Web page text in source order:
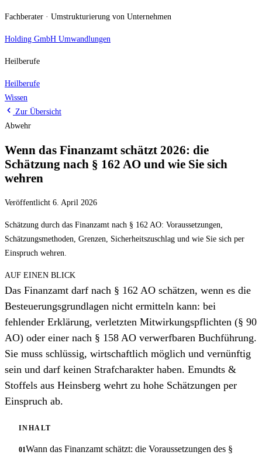
Fachberater · Umstrukturierung von Unternehmen
Holding GmbH Umwandlungen
Heilberufe
Heilberufe
Wissen
Zur Übersicht
Abwehr
Wenn das Finanzamt schätzt 2026: die
Schätzung nach § 162 AO und wie Sie sich
wehren
Veröffentlicht 6. April 2026
Schätzung durch das Finanzamt nach § 162 AO: Voraussetzungen,
Schätzungsmethoden, Grenzen, Sicherheitszuschlag und wie Sie sich per
Einspruch wehren.
AUF EINEN BLICK
Das Finanzamt darf nach § 162 AO schätzen, wenn es die
Besteuerungsgrundlagen nicht ermitteln kann: bei
fehlender Erklärung, verletzten Mitwirkungspflichten (§ 90
AO) oder einer nach § 158 AO verwerfbaren Buchführung.
Sie muss schlüssig, wirtschaftlich möglich und vernünftig
sein und darf keinen Strafcharakter haben. Emundts &
Stoffels aus Heinsberg wehrt zu hohe Schätzungen per
Einspruch ab.
INHALT
Wann das Finanzamt schätzt: die Voraussetzungen des §